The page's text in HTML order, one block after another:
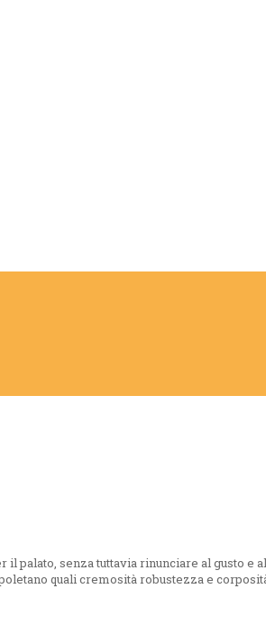
palato, senza tuttavia rinunciare al gusto e
quali cremosità robustezza e